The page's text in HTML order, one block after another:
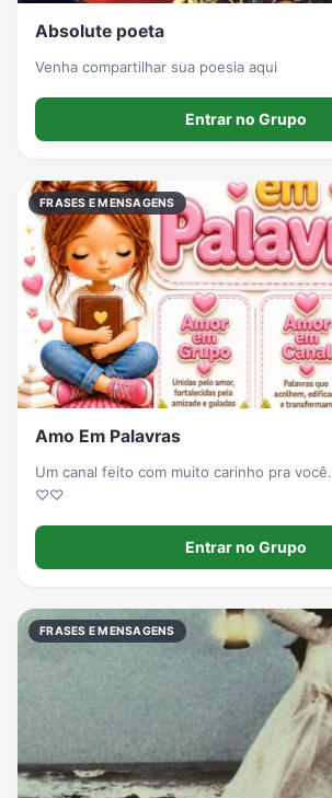
Absolute poeta
Venha compartilhar sua poesia aqui
Entrar no Grupo
FRASES E MENSAGENS
Amo Em Palavras
Um canal feito com muito carinho pra você. Espero por você.
♡♡
Entrar no Grupo
FRASES E MENSAGENS